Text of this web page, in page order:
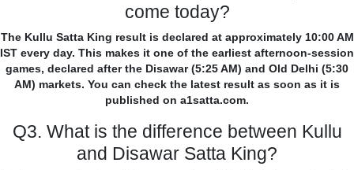
come today?
The Kullu Satta King result is declared at approximately 10:00 AM
IST every day. This makes it one of the earliest afternoon-session
games, declared after the Disawar (5:25 AM) and Old Delhi (5:30
AM) markets. You can check the latest result as soon as it is
published on a1satta.com.
Q3. What is the difference between Kullu
and Disawar Satta King?